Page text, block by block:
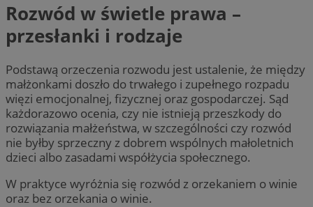
Rozwód w świetle prawa –
przesłanki i rodzaje
Podstawą orzeczenia rozwodu jest ustalenie, że między
małżonkami doszło do trwałego i zupełnego rozpadu
więzi emocjonalnej, fizycznej oraz gospodarczej. Sąd
każdorazowo ocenia, czy nie istnieją przeszkody do
rozwiązania małżeństwa, w szczególności czy rozwód
nie byłby sprzeczny z dobrem wspólnych małoletnich
dzieci albo zasadami współżycia społecznego.
W praktyce wyróżnia się rozwód z orzekaniem o winie
oraz bez orzekania o winie.